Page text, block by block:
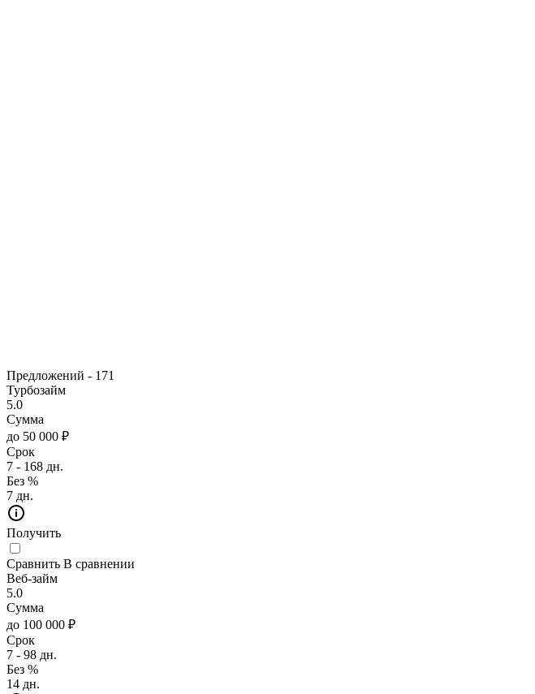
Предложений - 171
Турбозайм
5.0
Сумма
до 50 000 ₽
Срок
7 - 168 дн.
Без %
7 дн.
Получить
Сравнить В сравнении
Веб-займ
5.0
Сумма
до 100 000 ₽
Срок
7 - 98 дн.
Без %
14 дн.